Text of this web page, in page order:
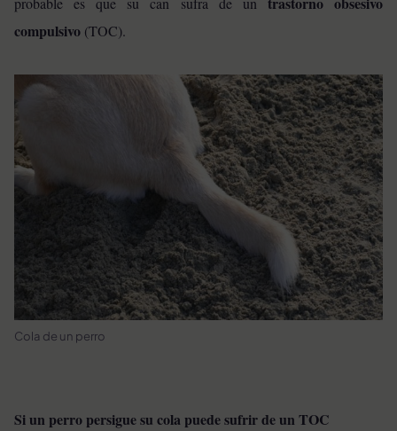
compulsivo (TOC).
Cola de un perro
Si un perro persigue su cola puede sufrir de un TOC